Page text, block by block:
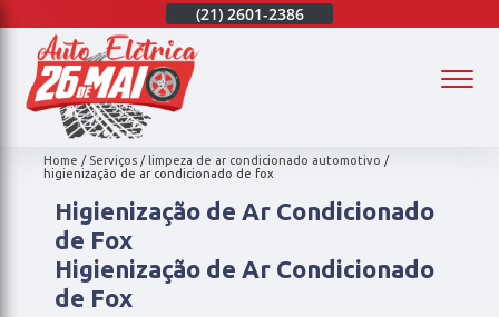
(21) 2601-2386
Home Serviços
limpeza de ar condicionado automotivo
higienização de ar condicionado de fox
Higienização de Ar Condicionado
de Fox
Higienização de Ar Condicionado
de Fox